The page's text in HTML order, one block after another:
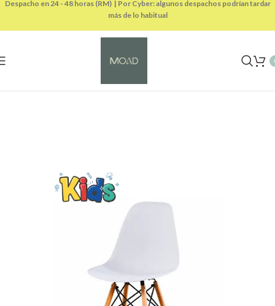
Despacho en 24 - 48 horas (RM) | Por Cyber: algunos despachos podrían tardar
más de lo habitual